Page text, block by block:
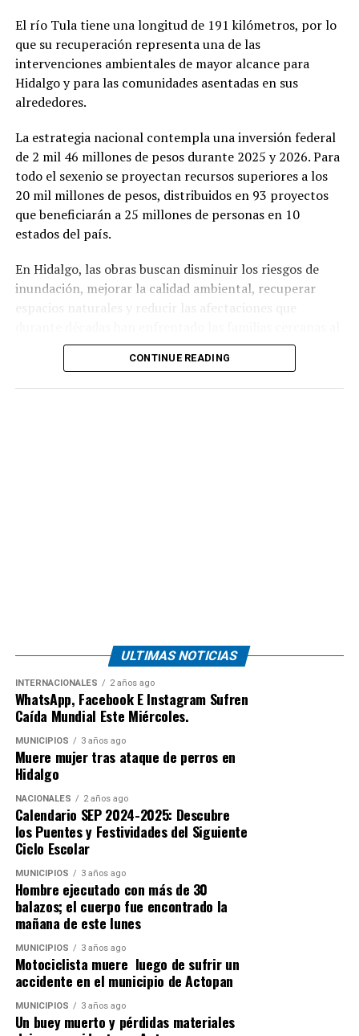
El río Tula tiene una longitud de 191 kilómetros, por lo
que su recuperación representa una de las
intervenciones ambientales de mayor alcance para
Hidalgo y para las comunidades asentadas en sus
alrededores.
La estrategia nacional contempla una inversión federal
de 2 mil 46 millones de pesos durante 2025 y 2026. Para
todo el sexenio se proyectan recursos superiores a los
20 mil millones de pesos, distribuidos en 93 proyectos
que beneficiarán a 25 millones de personas en 10
estados del país.
En Hidalgo, las obras buscan disminuir los riesgos de
inundación, mejorar la calidad ambiental, recuperar
espacios naturales y reducir las afectaciones que
río Tula.
CONTINUE READING
ULTIMAS NOTICIAS
INTERNACIONALES 2 años ago
WhatsApp, Facebook E Instagram Sufren
Caída Mundial Este Miércoles.
MUNICIPIOS 3 años ago
Muere mujer tras ataque de perros en
Hidalgo
NACIONALES 2 años ago
Calendario SEP 2024-2025: Descubre
los Puentes y Festividades del Siguiente
Ciclo Escolar
MUNICIPIOS 3 años ago
Hombre ejecutado con más de 30
balazos; el cuerpo fue encontrado la
mañana de este lunes
MUNICIPIOS 3 años ago
Motociclista muere luego de sufrir un
accidente en el municipio de Actopan
MUNICIPIOS 3 años ago
Un buey muerto y pérdidas materiales